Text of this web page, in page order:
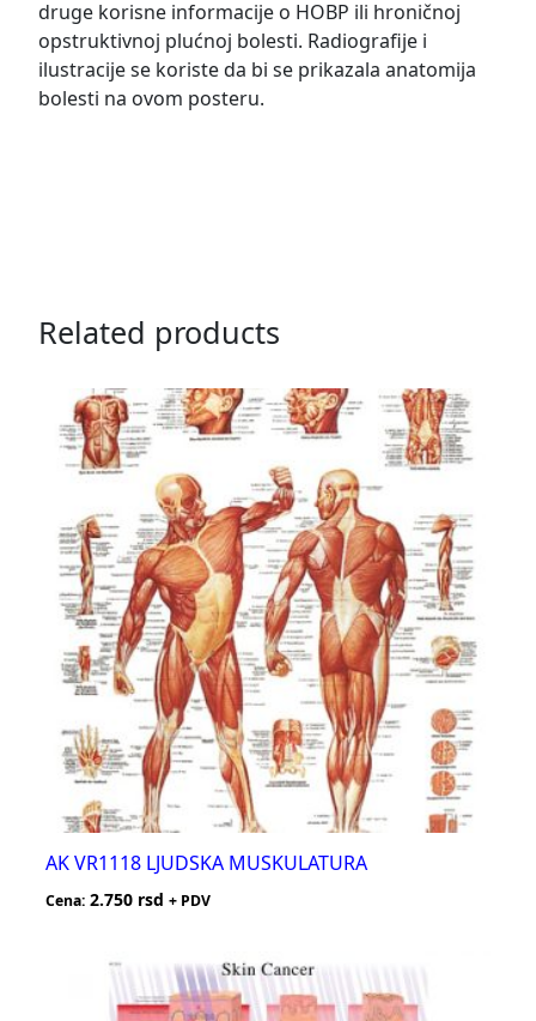
druge korisne informacije o HOBP ili hroničnoj
opstruktivnoj plućnoj bolesti. Radiografije i
ilustracije se koriste da bi se prikazala anatomija
bolesti na ovom posteru.
Related products
AK VR1118 LJUDSKA MUSKULATURA
Cena: 2.750 rsd + PDV